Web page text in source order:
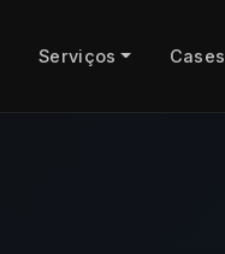
Serviços Cases